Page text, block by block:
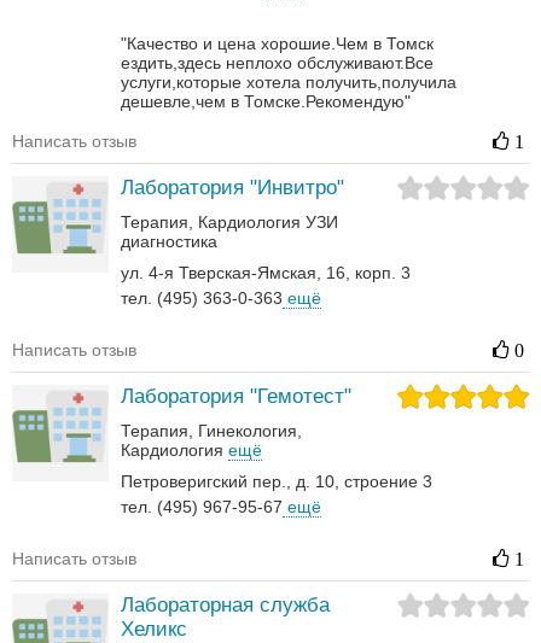
"Качество и цена хорошие.Чем в Томск
ездить,здесь неплохо обслуживают.Все
услуги,которые хотела получить,получила
дешевле,чем в Томске.Рекомендую"
Написать отзыв 1
Лаборатория "Инвитро"
Терапия Кардиология УЗИ
диагностика
ул. 4-я Тверская-Ямская, 16, корп. 3
тел. (495) 363-0-363 ещё
Написать отзыв 0
Лаборатория "Гемотест"
Терапия
Гинекология
Кардиология ещё
Петроверигский пер., д. 10, строение 3
тел. (495) 967-95-67 ещё
Написать отзыв 1
Лабораторная служба
Хеликс